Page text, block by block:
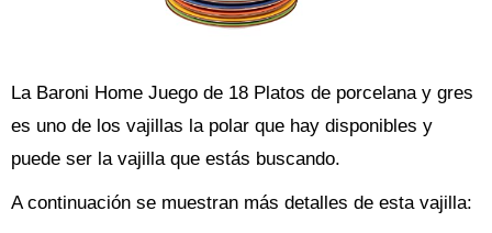
La Baroni Home Juego de 18 Platos de porcelana y gres
es uno de los vajillas la polar que hay disponibles y
puede ser la vajilla que estás buscando.
A continuación se muestran más detalles de esta vajilla: